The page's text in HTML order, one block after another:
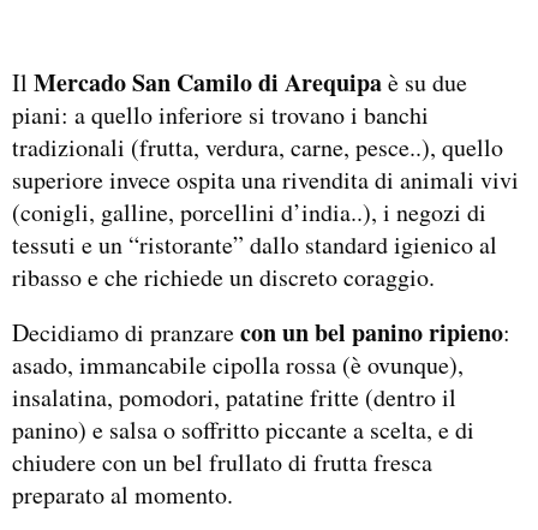
Il Mercado San Camilo di Arequipaè su due
piani: a quello inferiore si trovano i banchi
tradizionali (frutta, verdura, carne, pesce..), quello
superiore invece ospita una rivendita di animali vivi
(conigli, galline, porcellini d’india..), i negozi di
tessuti e un “ristorante” dallo standard igienico al
ribasso e che richiede un discreto coraggio.
Decidiamo di pranzarecon un bel panino ripieno:
asado, immancabile cipolla rossa (è ovunque),
insalatina, pomodori, patatine fritte (dentro il
panino) e salsa o soffritto piccante a scelta, e di
chiudere con un bel frullato di frutta fresca
preparato al momento.